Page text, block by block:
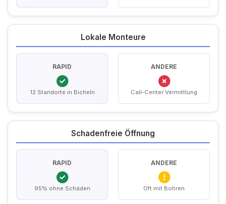
Lokale Monteure
RAPID
12 Standorte in Bicheln
ANDERE
Call-Center Vermittlung
Schadenfreie Öffnung
RAPID
95% ohne Schäden
ANDERE
Oft mit Bohren